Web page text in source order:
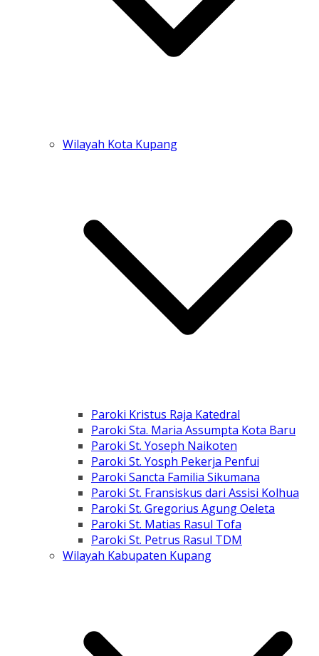
Wilayah Kota Kupang
Paroki Kristus Raja Katedral
Paroki Sta. Maria Assumpta Kota Baru
Paroki St. Yoseph Naikoten
Paroki St. Yosph Pekerja Penfui
Paroki Sancta Familia Sikumana
Paroki St. Fransiskus dari Assisi Kolhua
Paroki St. Gregorius Agung Oeleta
Paroki St. Matias Rasul Tofa
Paroki St. Petrus Rasul TDM
Wilayah Kabupaten Kupang